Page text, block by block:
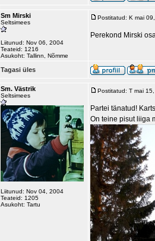
Sm Mirski
Seltsimees
Liitunud: Nov 06, 2004
Teateid: 1216
Asukoht: Tallinn, Nõmme
Postitatud: K mai
Perekond Mirski
Tagasi üles
Sm. Västrik
Seltsimees
Liitunud: Nov 04, 2004
Teateid: 1205
Asukoht: Tartu
Postitatud: T mai
Partei tänatud!
On teine pisut liiga